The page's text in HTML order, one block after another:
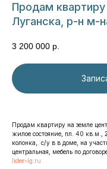
Продам
Луганска, р-н м-
3 200 000 р.
Продам квартиру на земле
жилое состояние, пл. 40 кв.м.,
колонка,. с/у в в доме, на
центральная, мебель по
lider-lg.ru